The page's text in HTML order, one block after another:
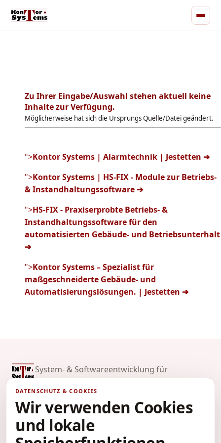
Zu Ihrer Eingabe/Auswahl stehen aktuell keine
Inhalte zur Verfügung.
Möglicherweise hat sich die Ursprungs Quelle/Datei geändert.
">Kontor Systems | Alarmtechnik | Jestetten ➔
">Kontor Systems | HS-FIX - Module zur Betriebs-
& Instandhaltungssoftware ➔
">HS-FIX - Praxiserprobte Betriebs- &
Instandhaltungssoftware für den
automatisierten Gebäude- und Betriebsunterhalt
➔
">Kontor Systems – Spezialist für
maßgeschneiderte Gebäude- und
Automatisierungslösungen. | Jestetten ➔
System- & Softwareentwicklung für
automatisierten Gebäude- und
Betriebsunterhalt. Jestetten, Deutschland.
NAVIGATION
DATENSCHUTZ & COOKIES
Wir verwenden Cookies
und lokale